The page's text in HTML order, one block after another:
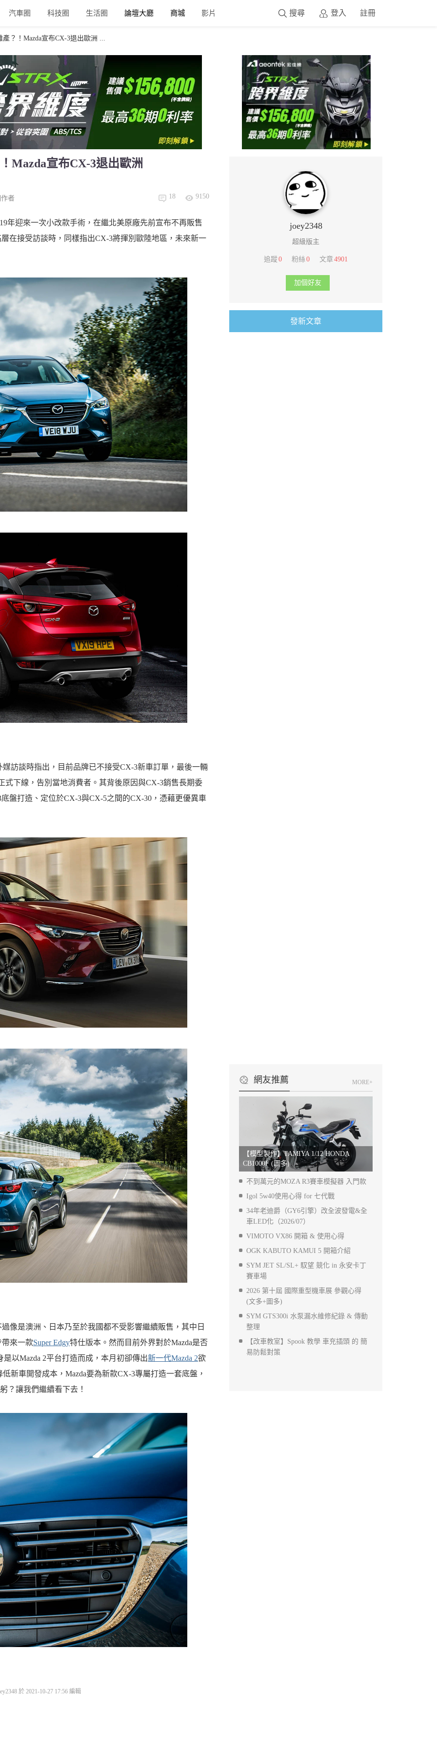
汽車圈 科技圈 生活圈 論壇大廳 商城 影片 登入 註冊
搜尋
？！Mazda宣布CX-3退出歐洲 ...
Mazda宣布CX-3退出歐洲
者 18 9150
年迎來一次小改款手術，在繼北美原廠先前宣布不再販售
在接受訪談時，同樣指出CX-3將揮別歐陸地區，未來新一
媒訪談時指出，目前品牌已不接受CX-3新車訂單，最後一輛
式下線，告別當地消費者。其背後原因與CX-3銷售長期委
盤打造、定位於CX-3與CX-5之間的CX-30，憑藉更優異車
像是澳洲、日本乃至於我國都不受影響繼續販售，其中日
帶來一款Super Edgy特仕版本。然而目前外界對於Mazda是否
以Mazda 2平台打造而成，本月初卻傳出新一代Mazda 2欲
新車開發成本，Mazda要為新款CX-3專屬打造一套底盤，
？讓我們繼續看下去！
於 2021-10-27 17:56 編輯
joey2348
超級版主
追蹤0 粉絲 0 文章4901
加個好友
發新文章
網友推薦 MORE+
【模型製作】TAMIYA 1/12 HONDA
CB1000F (圖多)
不到萬元的MOZA R3賽車模擬器 入門款
Igol 5w40使用心得 for 七代戰
34年老迪爵（GY6引擎）改全波發電&全
車LED化（2026/07）
VIMOTO VX86 開箱 & 使用心得
OGK KABUTO KAMUI 5 開箱介紹
SYM JET SL/SL+ 馭望 競化 in 永安卡丁
賽車場
2026 第十屆 國際重型機車展 參觀心得
(文多+圖多)
SYM GTS300i 水泵漏水維修紀錄 & 傳動
整理
【改車教室】Spook 教學 車充插頭 的 簡
易防鬆對策